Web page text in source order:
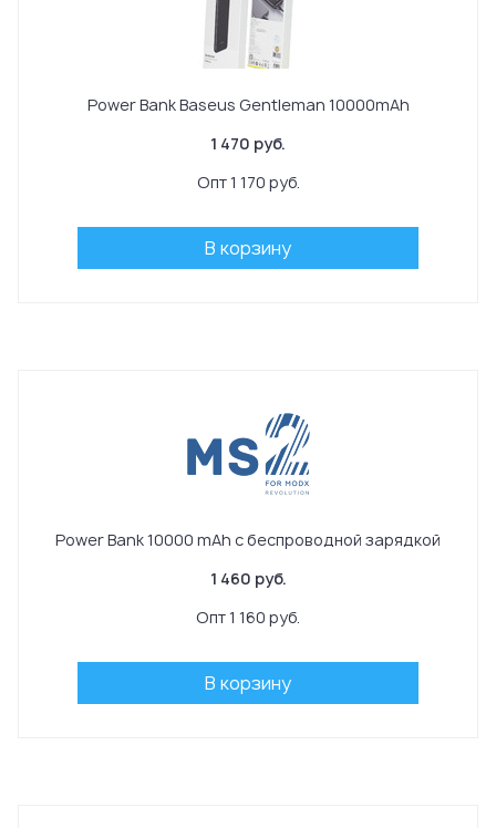
Power Bank Baseus Gentleman 10000mAh
1 470 руб.
Опт 1 170 руб.
В корзину
Power Bank 10000 mAh с беспроводной зарядкой
1 460 руб.
Опт 1 160 руб.
В корзину